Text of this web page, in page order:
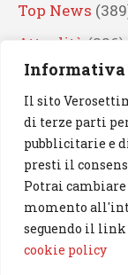
Informativa
Il sito
di terze parti
pubblicitarie e
presti il
Potrai
momento
seguendo il link
cookie policy
Top News
Attualità (336)
Eventi(330)
Artisti (241)
News(239)
Cerca
© 2023